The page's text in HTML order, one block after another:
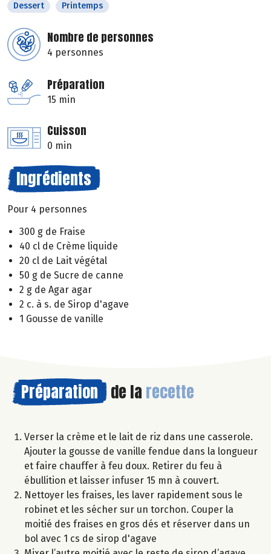
Dessert Printemps
Nombre de personnes
4 personnes
Préparation
15 min
Cuisson
0 min
Ingrédients
Pour 4 personnes
300 g de Fraise
40 cl de Crème liquide
20 cl de Lait végétal
50 g de Sucre de canne
2 g de Agar agar
2 c. à s. de Sirop d'agave
1 Gousse de vanille
Préparation de la recette
Verser la crème et le lait de riz dans une casserole.
Ajouter la gousse de vanille fendue dans la longueur
et faire chauffer à feu doux. Retirer du feu à
ébullition et laisser infuser 15 mn à couvert.
Nettoyer les fraises, les laver rapidement sous le
robinet et les sécher sur un torchon. Couper la
moitié des fraises en gros dés et réserver dans un
bol avec 1 cs de sirop d'agave